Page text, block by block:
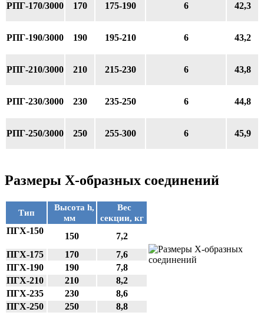
РПГ-170/3000 170 175-190 6 42,3
РПГ-190/3000 190 195-210 6 43,2
РПГ-210/3000 210 215-230 6 43,8
РПГ-230/3000 230 235-250 6 44,8
РПГ-250/3000 250 255-300 6 45,9
Размеры Х-образных соединений
Тип
Высота h,
мм
Вес
секции, кг
ПГХ-150
150
7,2
ПГХ-175
170
7,6
ПГХ-190
190
7,8
ПГХ-210
210
8,2
ПГХ-235
230
8,6
ПГХ-250
250 8,8